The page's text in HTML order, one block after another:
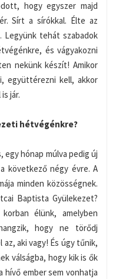
hogy egyszer majd
Sírt a sírókkal. Élte az
Legyünk tehát szabadok
és vágyakozni
nekünk készít! Amikor
együttérezni kell, akkor
jár.
hétvégénkre?
egy hónap múlva pedig új
következő négy évre. A
minden közösségnek.
Baptista Gyülekezet?
élünk, amelyben
hogy ne törődj
az, aki vagy! És úgy tűnik,
válságba, hogy kik is ők
hívő ember sem vonhatja